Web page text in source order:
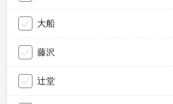
大船
藤沢
辻堂